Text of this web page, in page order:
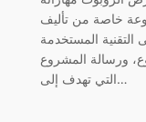
خاصة من تأليف
المستخدمة
ورسالة المشروع
التي تهدف إلى…